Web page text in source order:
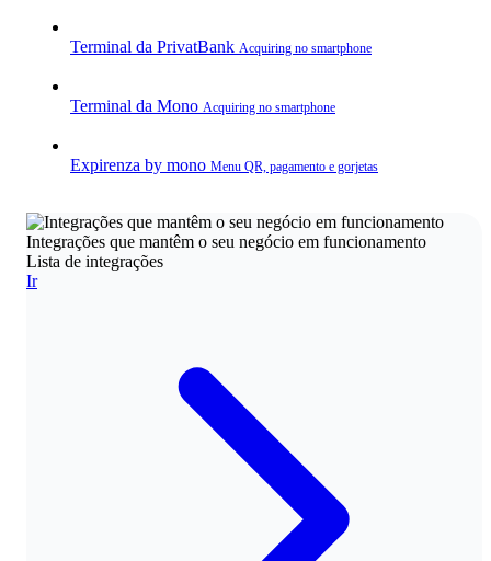
Terminal da PrivatBank Acquiring no smartphone
Terminal da Mono Acquiring no smartphone
Expirenza by mono Menu QR, pagamento e gorjetas
Integrações que mantêm o seu negócio em funcionamento
Lista de integrações
Ir